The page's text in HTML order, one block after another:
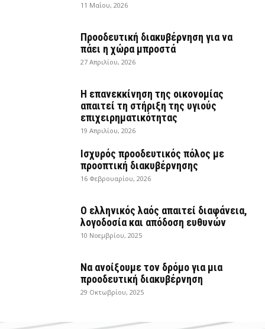
11 Μαΐου, 2026
Προοδευτική διακυβέρνηση για να
πάει η χώρα μπροστά
27 Απριλίου, 2026
Η επανεκκίνηση της οικονομίας
απαιτεί τη στήριξη της υγιούς
επιχειρηματικότητας
19 Απριλίου, 2026
Ισχυρός προοδευτικός πόλος με
προοπτική διακυβέρνησης
16 Φεβρουαρίου, 2026
Ο ελληνικός λαός απαιτεί διαφάνεια,
λογοδοσία και απόδοση ευθυνών
10 Νοεμβρίου, 2025
Να ανοίξουμε τον δρόμο για μια
προοδευτική διακυβέρνηση
29 Οκτωβρίου, 2025